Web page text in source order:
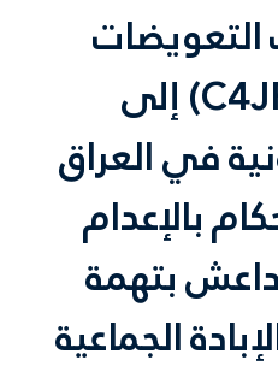
التعويضات
العادلة (C4JR) إلى
في العراق
بالإعدام
بتهمة
الجماعية